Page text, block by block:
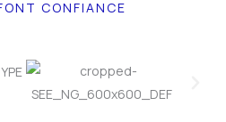
CONFIANCE